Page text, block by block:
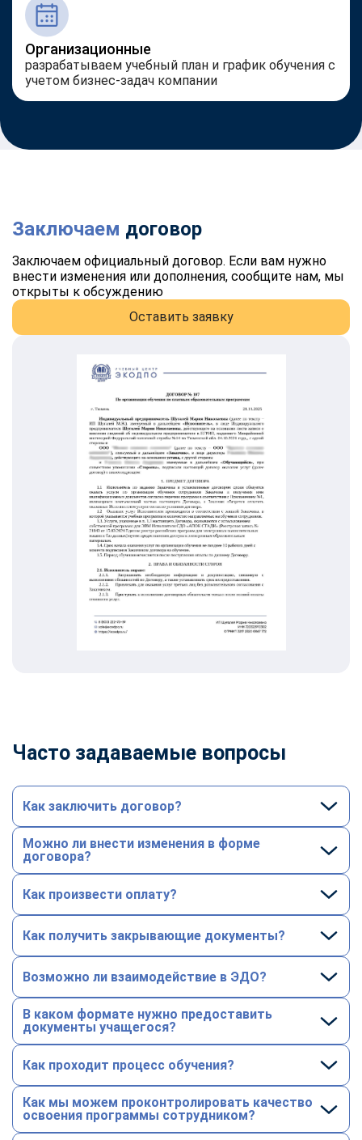
Организационные
разрабатываем учебный план и график обучения с
учетом бизнес-задач компании
Заключаем договор
Заключаем официальный договор. Если вам нужно
внести изменения или дополнения, сообщите нам, мы
открыты к обсуждению
Оставить заявку
Часто задаваемые вопросы
Как заключить договор?
Можно ли внести изменения в форме
договора?
Как произвести оплату?
Как получить закрывающие документы?
Возможно ли взаимодействие в ЭДО?
В каком формате нужно предоставить
документы учащегося?
Как проходит процесс обучения?
Как мы можем проконтролировать качество
освоения программы сотрудником?